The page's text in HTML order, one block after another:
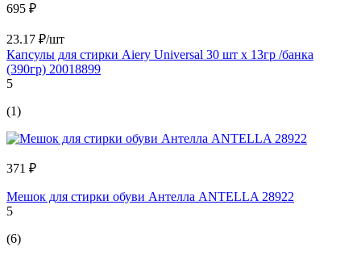
695 ₽
23.17 ₽/шт
Капсулы для стирки Aiery Universal 30 шт х 13гр /банка
(390гр) 20018899
5
(1)
371 ₽
Мешок для стирки обуви Антелла ANTELLA 28922
5
(6)